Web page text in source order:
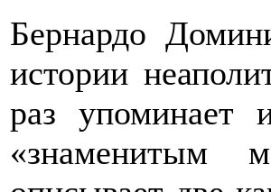
Бернардо
истории
раз упоминает
«знаменитым